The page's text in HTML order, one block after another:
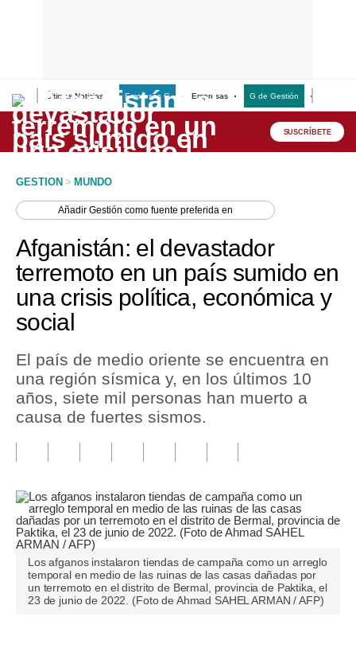
Últimas Noticias Empresas G Empresas G de Gestión
Lo último
Peru Quiosco
Economía
Mercados
Perú
Política
Tu Dinero
Finanzas Personales
Opinión
Editorial
Pregunta de hoy
SUSCRÍBETE
GESTION > MUNDO
AñadirGestión como fuente preferida en
Afganistán: el devastador
terremoto en un país sumido en
una crisis política, económica y
social
El país de medio oriente se encuentra en
una región sísmica y, en los últimos 10
años, siete mil personas han muerto a
causa de fuertes sismos.
Los afganos instalaron tiendas de campaña como un arreglo
temporal en medio de las ruinas de las casas dañadas por
un terremoto en el distrito de Bermal, provincia de Paktika, el
23 de junio de 2022. (Foto de Ahmad SAHEL ARMAN / AFP)